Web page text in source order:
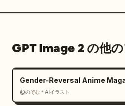
GPT Image 2 の他
Gender-Reversal Anime
@のぞむ＊AIイラスト